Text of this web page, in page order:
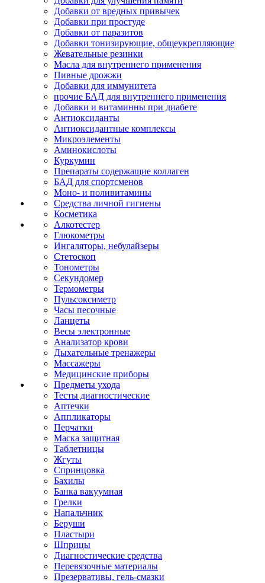
Добавки от вредных привычек
Добавки при простуде
Добавки от паразитов
Добавки тонизирующие, общеукрепляющие
Жевательные резинки
Масла для внутреннего применения
Пивные дрожжи
Добавки для иммунитета
прочие БАД для внутреннего применения
Добавки и витаминны при диабете
Антиоксиданты
Антиоксидантные комплексы
Микроэлементы
Аминокислоты
Куркумин
Препараты содержащие коллаген
БАД для спортсменов
Моно- и поливитамины
Средства личной гигиены
Косметика
Алкотестер
Глюкометры
Ингаляторы, небулайзеры
Стетоскоп
Тонометры
Секундомер
Термометры
Пульсоксиметр
Часы песочные
Ланцеты
Весы электронные
Анализатор крови
Дыхательные тренажеры
Массажеры
Медицинские приборы
Предметы ухода
Тесты диагностические
Аптечки
Аппликаторы
Перчатки
Маска защитная
Таблетницы
Жгуты
Спринцовка
Бахилы
Банка вакуумная
Грелки
Напальчник
Беруши
Пластыри
Шприцы
Диагностические средства
Перевязочные материалы
Презервативы, гель-смазки